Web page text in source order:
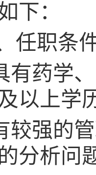
下：
任职条
有药学
以上学
较强的
分析问